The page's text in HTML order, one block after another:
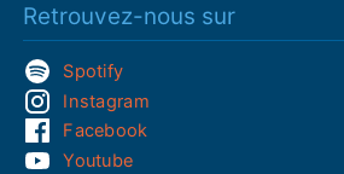
Retrouvez-nous sur
Spotify
Instagram
Facebook
Youtube